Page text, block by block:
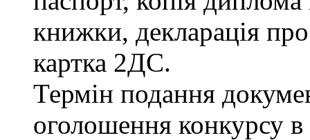
книжки, декларація
картка 2ДС.
Термін подання
оголошення конкурсу в